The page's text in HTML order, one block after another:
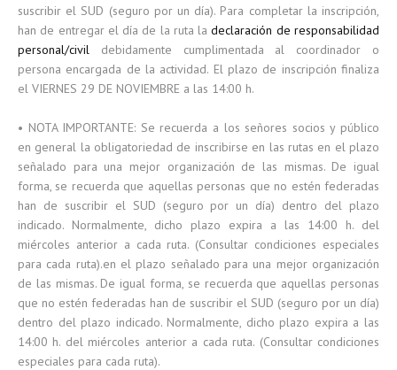
suscribir el SUD (seguro por un día). Para completar la inscripción,
han de entregar el día de la ruta ladeclaración de responsabilidad
personal/civil debidamente cumplimentada al coordinador o
persona encargada de la actividad. El plazo de inscripción finaliza
el VIERNES 29 DE NOVIEMBRE a las 14:00 h.
• NOTA IMPORTANTE: Se recuerda a los señores socios y público
en general la obligatoriedad de inscribirse en las rutas en el plazo
señalado para una mejor organización de las mismas. De igual
forma, se recuerda que aquellas personas que no estén federadas
han de suscribir el SUD (seguro por un día) dentro del plazo
indicado. Normalmente, dicho plazo expira a las 14:00 h. del
miércoles anterior a cada ruta. (Consultar condiciones especiales
para cada ruta).en el plazo señalado para una mejor organización
de las mismas. De igual forma, se recuerda que aquellas personas
que no estén federadas han de suscribir el SUD (seguro por un día)
dentro del plazo indicado. Normalmente, dicho plazo expira a las
14:00 h. del miércoles anterior a cada ruta. (Consultar condiciones
especiales para cada ruta).